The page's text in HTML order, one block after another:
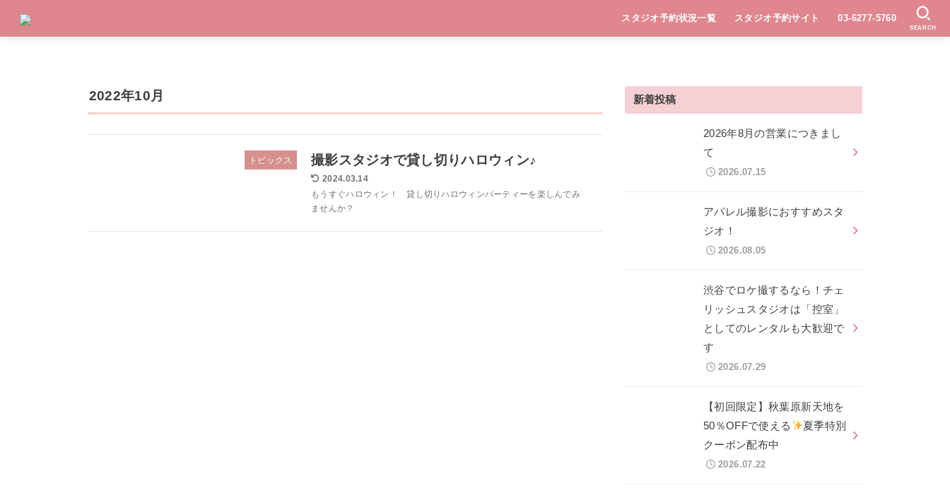
スタジオ予約状況一覧 スタジオ予約サイト 03-6277-5760
SEARCH
2022年10月
トピックス 撮影スタジオで貸し切りハロウィン♪
2024.03.14
もうすぐハロウィン！ 貸し切りハロウィンパーティーを楽しんでみ
ませんか？
新着投稿
2026年8月の営業につきまし
て
2026.07.15
アパレル撮影におすすめスタ
ジオ！
2026.08.05
渋谷でロケ撮するなら！チェ
リッシュスタジオは「控室」
としてのレンタルも大歓迎で
す
2026.07.29
【初回限定】秋葉原新天地を
50％OFFで使える
夏季特別
クーポン配布中
2026.07.22